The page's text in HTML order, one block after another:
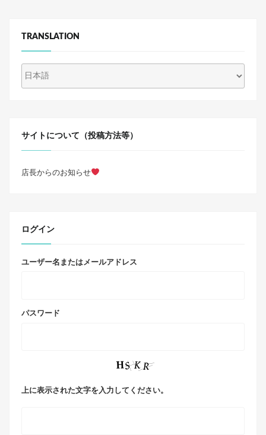
TRANSLATION
サイトについて（投稿方法等）
店長からのお知らせ
ログイン
ユーザー名またはメールアドレス
パスワード
上に表示された文字を入力してください。